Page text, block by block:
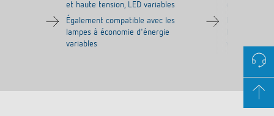
et haute tension, LED variables
Également compatible avec les
lampes à économie d'énergie
variables